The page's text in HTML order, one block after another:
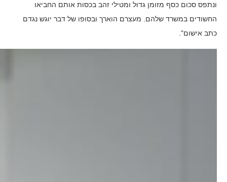
ונתפס סכום כסף מזומן גדול ומטילי זהב בכסות אותם החביאו
החשודים במשרד שלהם. מעצרם הוארך ובסופו של דבר יוגש נגדם
כתב אישום".